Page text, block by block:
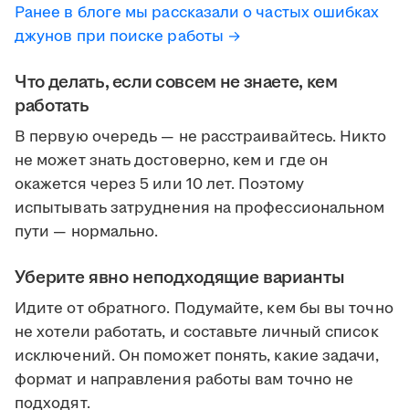
Ранее в блоге мы рассказали о частых ошибках
джунов при поиске работы →
Что делать, если совсем не знаете, кем
работать
В первую очередь — не расстраивайтесь. Никто
не может знать достоверно, кем и где он
окажется через 5 или 10 лет. Поэтому
испытывать затруднения на профессиональном
пути — нормально.
Уберите явно неподходящие варианты
Идите от обратного. Подумайте, кем бы вы точно
не хотели работать, и составьте личный список
исключений. Он поможет понять, какие задачи,
формат и направления работы вам точно не
подходят.